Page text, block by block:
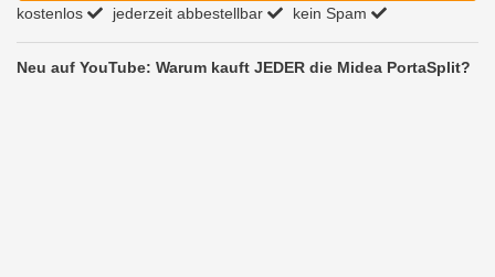
kostenlos jederzeit abbestellbar kein Spam
Neu auf YouTube: Warum kauft JEDER die Midea PortaSplit?